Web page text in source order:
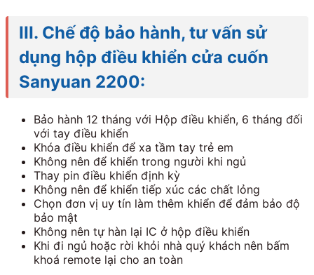
III. Chế độ bảo hành, tư vấn sử
dụng hộp điều khiển cửa cuốn
Sanyuan 2200:
Bảo hành 12 tháng với Hộp điều khiển, 6 tháng đối
với tay điều khiển
Khóa điều khiển để xa tầm tay trẻ em
Không nên để khiển trong người khi ngủ
Thay pin điều khiển định kỳ
Không nên để khiển tiếp xúc các chất lỏng
Chọn đơn vị uy tín làm thêm khiển để đảm bảo độ
bảo mật
Không nên tự hàn lại IC ở hộp điều khiển
Khi đi ngủ hoặc rời khỏi nhà quý khách nên bấm
khoá remote lại cho an toàn